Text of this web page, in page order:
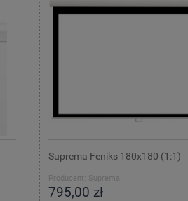
Suprema Feniks 180x180 (1:1)
Producent: Suprema
795,00 zł